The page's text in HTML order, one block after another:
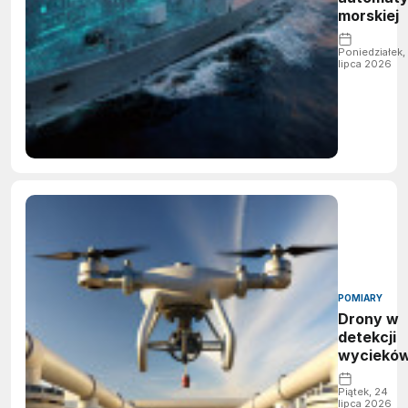
morskiej
Poniedziałek,
lipca 2026
POMIARY
Drony w
detekcji
Piątek, 24
lipca 2026